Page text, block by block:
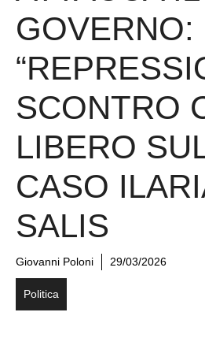
GOVERNO:
SCONTRO
LIBERO
CASO
SALIS
Giovanni Poloni 29/03/2026
Politica